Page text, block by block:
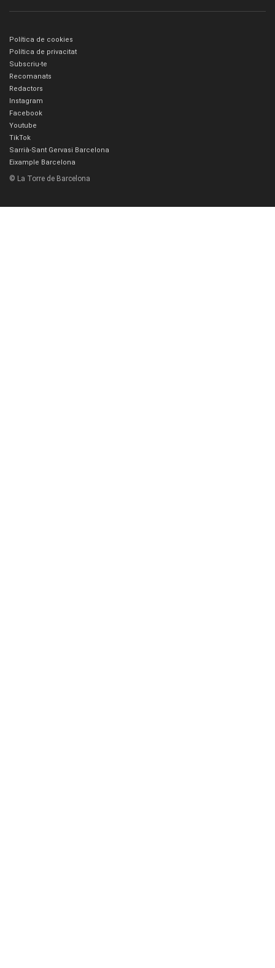
Política de cookies
Política de privacitat
Subscriu-te
Recomanats
Redactors
Instagram
Facebook
Youtube
TikTok
Sarrià-Sant Gervasi Barcelona
Eixample Barcelona
© La Torre de Barcelona